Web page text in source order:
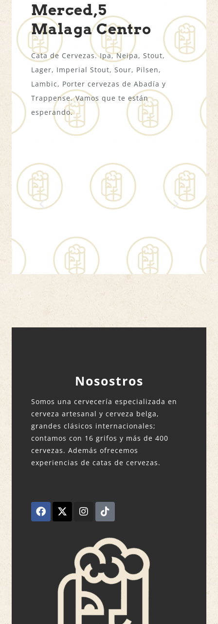
Merced,5
Malaga Centro
Cata de Cervezas. Ipa, Neipa, Stout,
Lager, Imperial Stout, Sour, Pilsen,
Lambic, Porter cervezas de Abadía y
Trappense. Vamos que te están
esperando.
Nosostros
Somos una cervecería especializada en
cerveza artesanal y cerveza belga,
grandes clásicos internacionales;
contamos con 16 grifos y más de 400
cervezas. Además ofrecemos
experiencias de catas de cervezas.